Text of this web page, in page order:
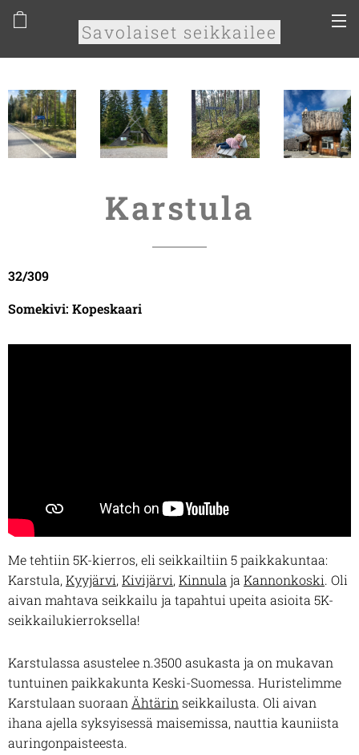
Savolaiset seikkailee
Karstula
32/309
Somekivi: Kopeskaari
Me tehtiin 5K-kierros, eli seikkailtiin 5 paikkakuntaa:
Karstula,Kyyjärvi,Kivijärvi,Kinnula jaKannonkoski. Oli
aivan mahtava seikkailu ja tapahtui upeita asioita 5K-
seikkailukierroksella!
Karstulassa asustelee n.3500 asukasta ja on mukavan
tuntuinen paikkakunta Keski-Suomessa. Huristelimme
Karstulaan suoraanÄhtärinseikkailusta. Oli aivan
ihana ajella syksyisessä maisemissa, nauttia kauniista
auringonpaisteesta.